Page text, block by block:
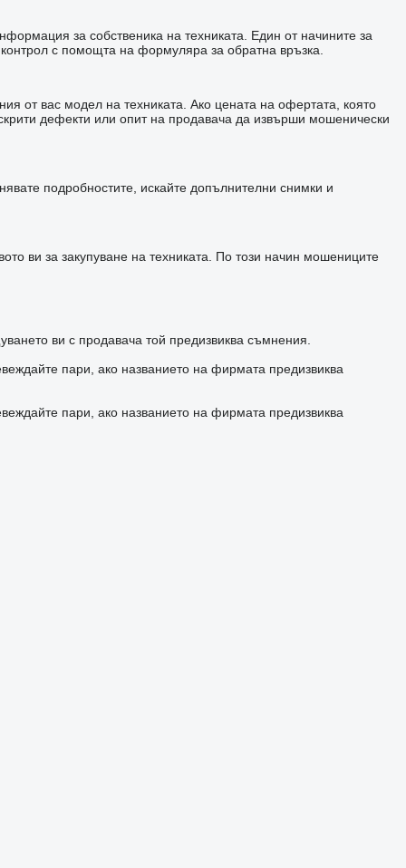
за собственика на техниката. Един от начините за
с помощта на формуляра за обратна връзка.
от вас модел на техниката. Ако цената на офертата, която
дефекти или опит на продавача да извърши мошенически
подробностите, искайте допълнителни снимки и
ви за закупуване на техниката. По този начин мошениците
ви с продавача той предизвиква съмнения.
пари, ако названието на фирмата предизвиква
пари, ако названието на фирмата предизвиква